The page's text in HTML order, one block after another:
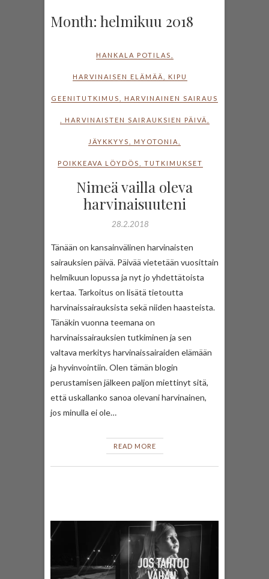
Month: helmikuu 2018
HANKALA POTILAS
HARVINAISEN ELÄMÄÄ KIPU
GEENITUTKIMUS HARVINAINEN SAIRAUS
HARVINAISTEN SAIRAUKSIEN PÄIVÄ
JÄYKKYYS MYOTONIA
POIKKEAVA LÖYDÖS TUTKIMUKSET
Nimeä vailla oleva
harvinaisuuteni
28.2.2018
Tänään on kansainvälinen harvinaisten
sairauksien päivä. Päivää vietetään vuosittain
helmikuun lopussa ja nyt jo yhdettätoista
kertaa. Tarkoitus on lisätä tietoutta
harvinaissairauksista sekä niiden haasteista.
Tänäkin vuonna teemana on
harvinaissairauksien tutkiminen ja sen
valtava merkitys harvinaissairaiden elämään
ja hyvinvointiin. Olen tämän blogin
perustamisen jälkeen paljon miettinyt sitä,
että uskallanko sanoa olevani harvinainen,
jos minulla ei ole…
READ MORE